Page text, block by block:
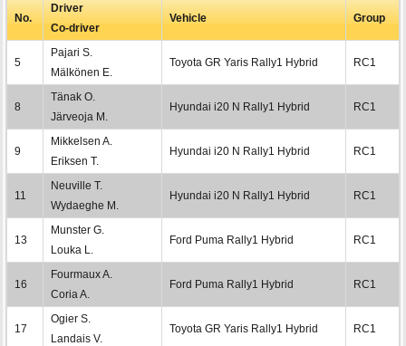
No.
Driver
Co-driver
Vehicle Group
5
Pajari S.
Mälkönen E.
Toyota GR Yaris Rally1 Hybrid RC1
8
Tänak O.
Järveoja M.
Hyundai i20 N Rally1 Hybrid RC1
9
Mikkelsen A.
Eriksen T.
Hyundai i20 N Rally1 Hybrid RC1
11
Neuville T.
Wydaeghe M.
Hyundai i20 N Rally1 Hybrid RC1
13
Munster G.
Louka L.
Ford Puma Rally1 Hybrid RC1
16
Fourmaux A.
Coria A.
Ford Puma Rally1 Hybrid RC1
17
Ogier S.
Landais V.
Toyota GR Yaris Rally1 Hybrid RC1